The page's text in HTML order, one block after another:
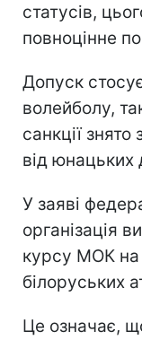
статусів,
повноцінне
Допуск
волейболу,
санкції
від юнацьких
У заяві
організація
курсу МОК на
білоруських
Це означає,